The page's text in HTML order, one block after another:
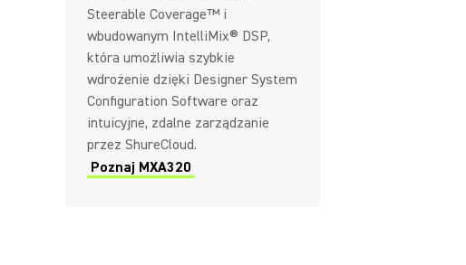
Steerable Coverage™ i
wbudowanym IntelliMix® DSP,
która umożliwia szybkie
wdrożenie dzięki Designer System
Configuration Software oraz
intuicyjne, zdalne zarządzanie
przez ShureCloud.
Poznaj MXA320